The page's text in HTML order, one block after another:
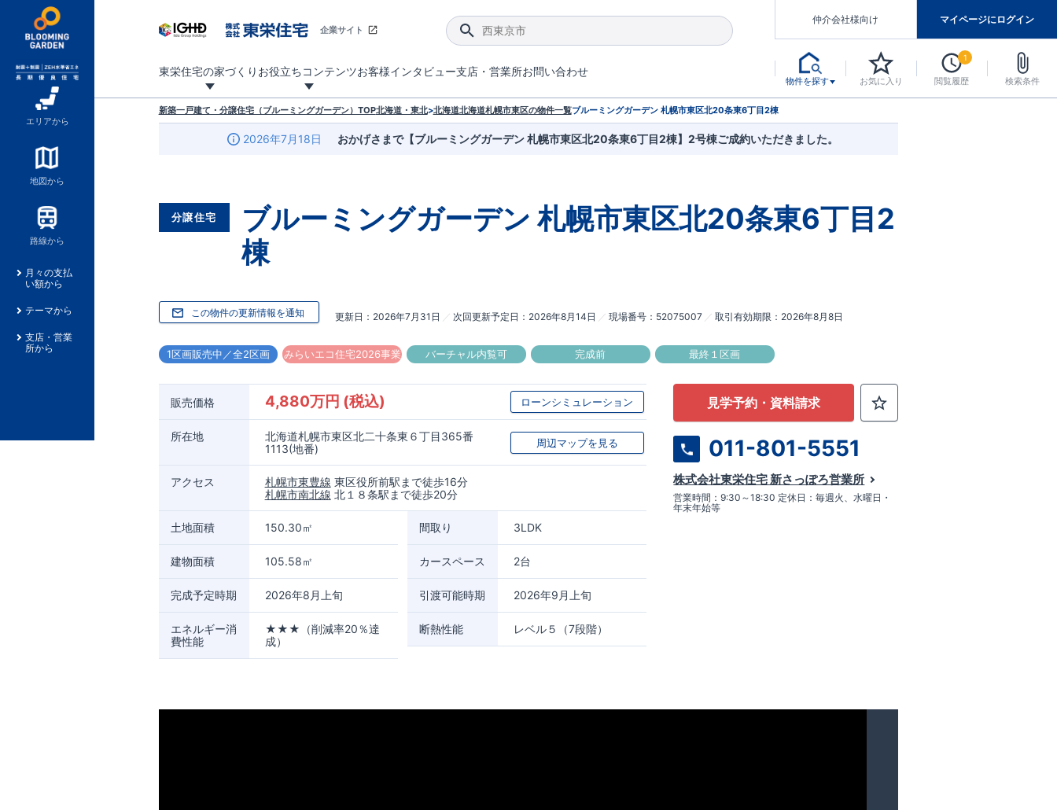
エリアから
地図から
路線から
月々の支払
い額から
テーマから
支店・営業
所から
企業サイト
東栄住宅の家づくり お役立ちコンテンツお客様インタビュー支店・営業所お問い合わせ
仲介会社様向け マイページにログイン
物件を探す お気に入り 閲覧履歴
1
検索条件
新築一戸建て・分譲住宅（ブルーミングガーデン）TOP北海道・東北>北海道北海道札幌市東区の物件一覧ブルーミングガーデン 札幌市東区北20条東6丁目2棟
2026年7月18日 おかげさまで【ブルーミングガーデン 札幌市東区北20条東6丁目2棟】2号棟ご成約いただきました。
分譲住宅 ブルーミングガーデン 札幌市東区北20条東6丁目2
棟
この物件の更新情報を通知 更新日 2026年7月31日 次回更新予定日 2026年8月14日 現場番号 52075007 取引有効期限 2026年8月8日
1区画販売中／全2区画 みらいエコ住宅2026事業 バーチャル内覧可 完成前 最終１区画
販売価格 4,880万円 (税込) ローンシミュレーション
所在地
北海道札幌市東区北二十条東６丁目365番
1113(地番)
周辺マップを見る
アクセス 札幌市東豊線 東区役所前駅まで徒歩16分
札幌市南北線 北１８条駅まで徒歩20分
土地面積 150.30㎡
建物面積 105.58㎡
間取り 3LDK
カースペース 2台
完成予定時期 2026年8月上旬 引渡可能時期 2026年9月上旬
エネルギー消
費性能
★★★（削減率20％達
成）
断熱性能 レベル５（7段階）
見学予約・資料請求
011-801-5551
株式会社東栄住宅 新さっぽろ営業所
営業時間：9:30～18:30 定休日：毎週火、水曜日・
年末年始等